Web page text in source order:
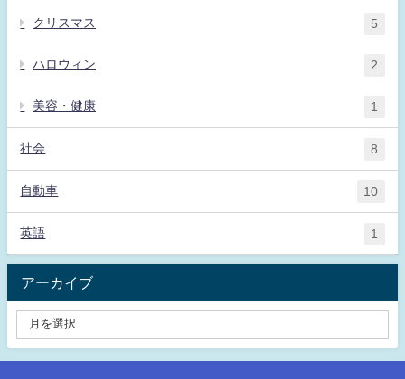
クリスマス 5
ハロウィン 2
美容・健康 1
社会 8
自動車 10
英語 1
アーカイブ